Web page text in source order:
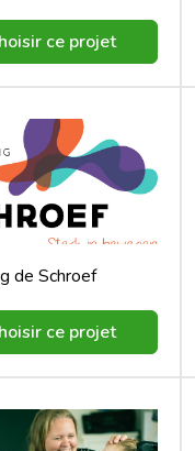
ce projet
de Schroef
ce projet